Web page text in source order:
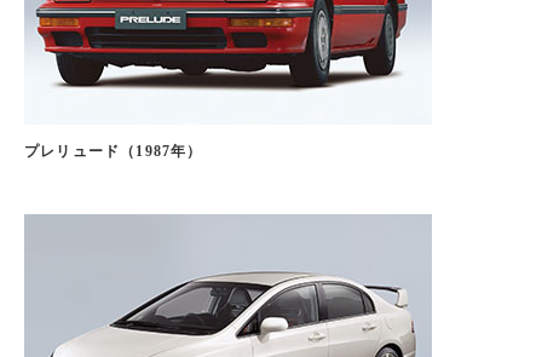
プレリュード（1987年）